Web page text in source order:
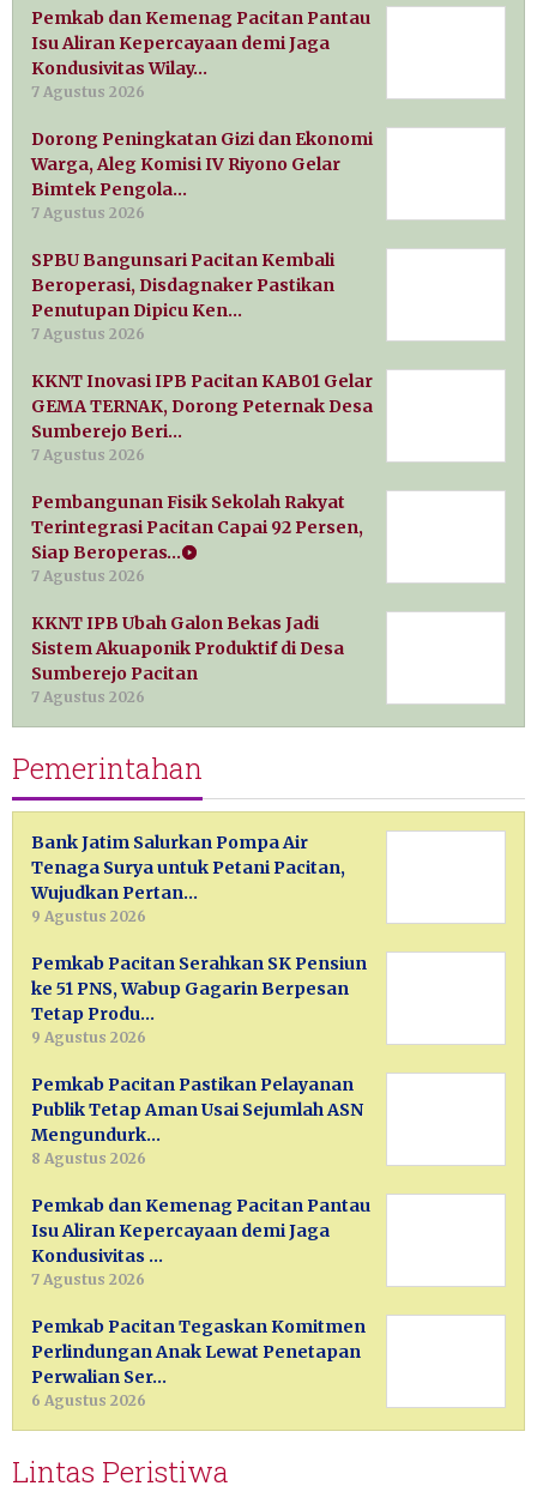
Pemkab dan Kemenag Pacitan Pantau
Isu Aliran Kepercayaan demi Jaga
Kondusivitas Wilay…
7 Agustus 2026
Dorong Peningkatan Gizi dan Ekonomi
Warga, Aleg Komisi IV Riyono Gelar
Bimtek Pengola…
7 Agustus 2026
SPBU Bangunsari Pacitan Kembali
Beroperasi, Disdagnaker Pastikan
Penutupan Dipicu Ken…
7 Agustus 2026
KKNT Inovasi IPB Pacitan KAB01 Gelar
GEMA TERNAK, Dorong Peternak Desa
Sumberejo Beri…
7 Agustus 2026
Pembangunan Fisik Sekolah Rakyat
Terintegrasi Pacitan Capai 92 Persen,
Siap Beroperas…
7 Agustus 2026
KKNT IPB Ubah Galon Bekas Jadi
Sistem Akuaponik Produktif di Desa
Sumberejo Pacitan
7 Agustus 2026
Pemerintahan
Bank Jatim Salurkan Pompa Air
Tenaga Surya untuk Petani Pacitan,
Wujudkan Pertan…
9 Agustus 2026
Pemkab Pacitan Serahkan SK Pensiun
ke 51 PNS, Wabup Gagarin Berpesan
Tetap Produ…
9 Agustus 2026
Pemkab Pacitan Pastikan Pelayanan
Publik Tetap Aman Usai Sejumlah ASN
Mengundurk…
8 Agustus 2026
Pemkab dan Kemenag Pacitan Pantau
Isu Aliran Kepercayaan demi Jaga
Kondusivitas …
7 Agustus 2026
Pemkab Pacitan Tegaskan Komitmen
Perlindungan Anak Lewat Penetapan
Perwalian Ser…
6 Agustus 2026
Lintas Peristiwa